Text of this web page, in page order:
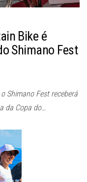
Bike é
Shimano Fest
Shimano Fest receberá
da Copa do…